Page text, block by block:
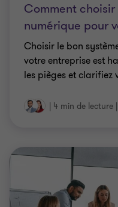
Comment
numérique pour
Choisir le bon
votre entreprise est
les pièges et clarifiez
| 4 min de lecture |